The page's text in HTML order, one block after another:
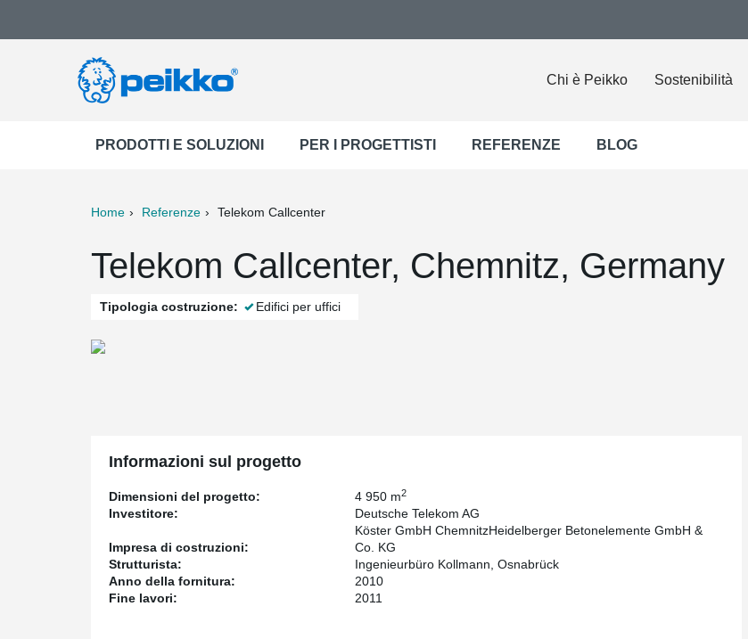
Chi è Peikko Sostenibilità
PRODOTTI E SOLUZIONI PER I PROGETTISTI REFERENZE BLOG
Home Referenze Telekom Callcenter
Telekom Callcenter, Chemnitz, Germany
Tipologia costruzione: Edifici per uffici
Informazioni sul progetto
Dimensioni del progetto: 4 950 m2
Investitore: Deutsche Telekom AG
Impresa di costruzioni:
Köster GmbH ChemnitzHeidelberger Betonelemente GmbH &
Co. KG
Strutturista:
Ingenieurbüro Kollmann, Osnabrück
Anno della fornitura:
2010
Fine lavori:
2011